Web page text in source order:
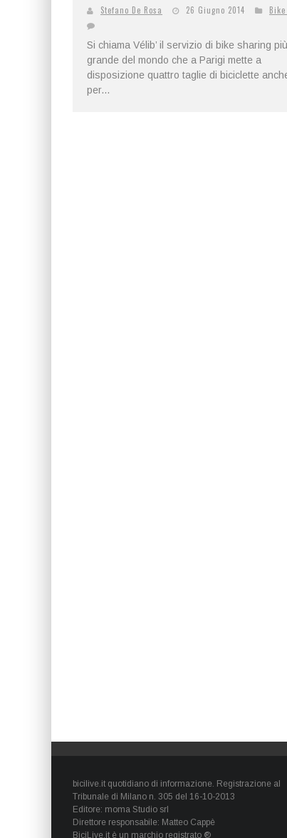
Stefano De Rosa 26 Giugno 2014 Bike
Si chiama Vélib’ il servizio di bike sharing più
grande del mondo che a Parigi mette a
disposizione quattro taglie di biciclette
per...
bicilive.it quotidiano di informazione. Registrazione al
Tribunale di Milano n. 305 del 16-10-2013
Editore: moma Studio srl
Direttore responsabile: Matteo Cappè
BiciLive.it è un marchio registrato ®